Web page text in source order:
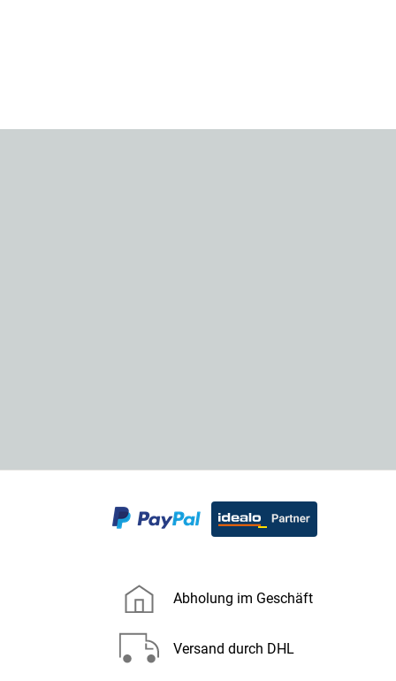
Abholung im Geschäft
Versand durch DHL